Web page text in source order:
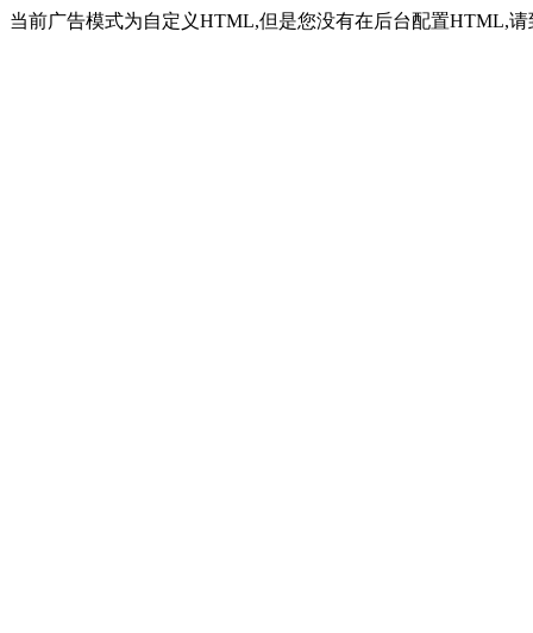
当前广告模式为自定义HTML,但是您没有在后台配置HTML,